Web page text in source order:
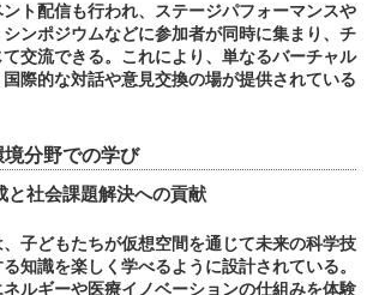
ト配信も行われ、ステージパフォーマンスや
シンポジウムなどに参加者が同時に集まり、チ
交流できる。これにより、単なるバーチャル
際的な対話や意見交換の場が提供されている
分野での学び
と社会課題解決への貢献
子どもたちが仮想空間を通じて未来の科学技
知識を楽しく学べるように設計されている。
ルギーや医療イノベーションの仕組みを体験